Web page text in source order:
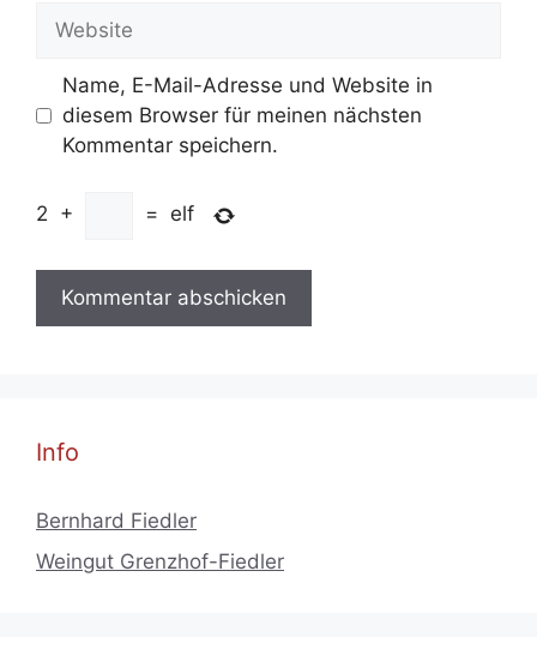
Website
Name, E-Mail-Adresse und Website in
diesem Browser für meinen nächsten
Kommentar speichern.
2 + = elf
Info
Bernhard Fiedler
Weingut Grenzhof-Fiedler